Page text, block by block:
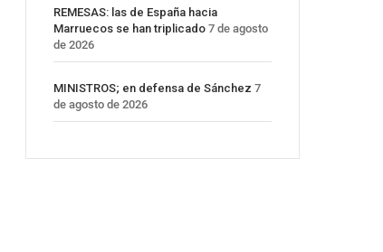
REMESAS: las de España hacia
Marruecos se han triplicado 7 de agosto
de 2026
MINISTROS; en defensa de Sánchez 7
de agosto de 2026